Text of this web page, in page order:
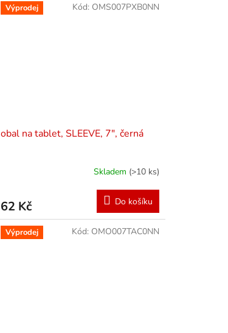
Výprodej
obal na tablet, SLEEVE, 7", černá
Skladem (>10 ks)
62 Kč Do košíku
Kód: OMS007PXB0NN
Výprodej Kód: OMO007TAC0NN